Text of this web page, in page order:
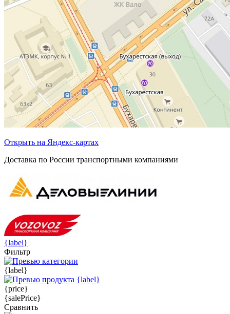
Открыть на Яндекс-картах
Доставка по России транспортными компаниями
{label}
Фильтр
{label}
{label}
{price}
{salePrice}
Сравнить